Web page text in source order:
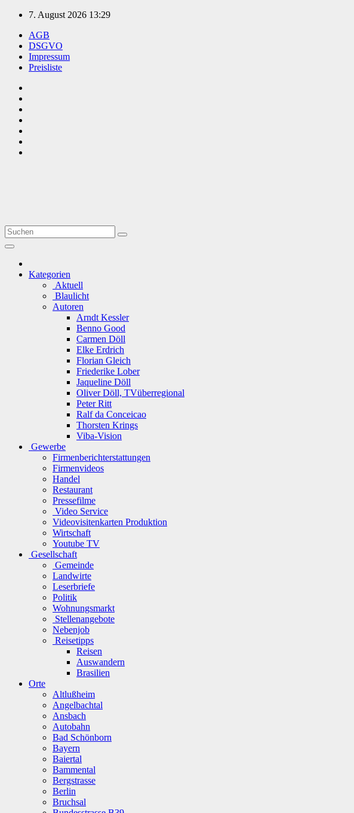
Zum
springen
7. August 2026 13:29
AGB
DSGVO
Impressum
Preisliste
Kategorien
Aktuell
Blaulicht
Autoren
Arndt Kessler
Benno Good
Carmen Döll
Elke Erdrich
Florian Gleich
Friederike Lober
Jaqueline Döll
Oliver Döll, TVüberregional
Peter Ritt
Ralf da Conceicao
Thorsten Krings
Viba-Vision
Gewerbe
Firmenberichterstattungen
Firmenvideos
Handel
Restaurant
Pressefilme
Video Service
Videovisitenkarten Produktion
Wirtschaft
Youtube TV
Gesellschaft
Gemeinde
Landwirte
Leserbriefe
Politik
Wohnungsmarkt
Stellenangebote
Nebenjob
Reisetipps
Reisen
Auswandern
Brasilien
Orte
Altlußheim
Angelbachtal
Ansbach
Autobahn
Bad Schönborn
Bayern
Baiertal
Bammental
Bergstrasse
Berlin
Bruchsal